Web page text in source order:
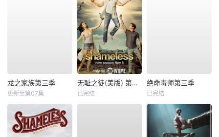
龙之家族第三季
更新至第07集
无耻之徒(美版) 第八季
已完结
绝命毒师第三季
已完结